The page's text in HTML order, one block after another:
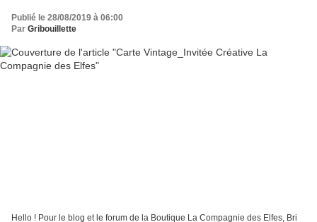
Publié le 28/08/2019 à 06:00
Par Gribouillette
Hello ! Pour le blog et le forum de la Boutique La Compagnie des Elfes, Bri